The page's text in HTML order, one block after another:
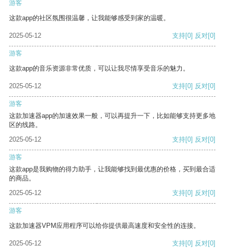
游客
这款app的社区氛围很温馨，让我能够感受到家的温暖。
2025-05-12 支持[0] 反对[0]
游客
这款app的音乐资源非常优质，可以让我尽情享受音乐的魅力。
2025-05-12 支持[0] 反对[0]
游客
这款加速器app的加速效果一般，可以再提升一下，比如能够支持更多地
区的线路。
2025-05-12
支持[0] 反对[0]
游客
这款app是我购物的得力助手，让我能够找到最优惠的价格，买到最合适
的商品。
2025-05-12
支持[0] 反对[0]
游客
这款加速器VPM应用程序可以给你提供最高速度和安全性的连接。
2025-05-12 支持[0] 反对[0]